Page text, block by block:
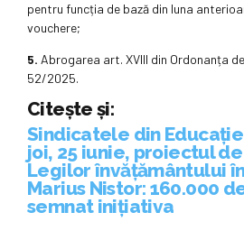
pentru funcția de bază din luna
vouchere;
5. Abrogarea art. XVIII din Ordonanța
52/2025.
Citește și:
Sindicatele din
joi, 25 iunie, proiectul
Legilor învățământului
Marius Nistor: 160.000
semnat inițiativa